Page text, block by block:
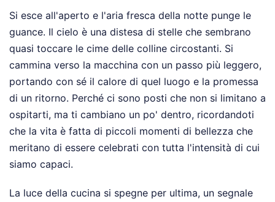
Si esce all'aperto e l'aria fresca della notte punge le
guance. Il cielo è una distesa di stelle che sembrano
quasi toccare le cime delle colline circostanti. Si
cammina verso la macchina con un passo più leggero,
portando con sé il calore di quel luogo e la promessa
di un ritorno. Perché ci sono posti che non si limitano a
ospitarti, ma ti cambiano un po' dentro, ricordandoti
che la vita è fatta di piccoli momenti di bellezza che
meritano di essere celebrati con tutta l'intensità di cui
siamo capaci.
La luce della cucina si spegne per ultima, un segnale